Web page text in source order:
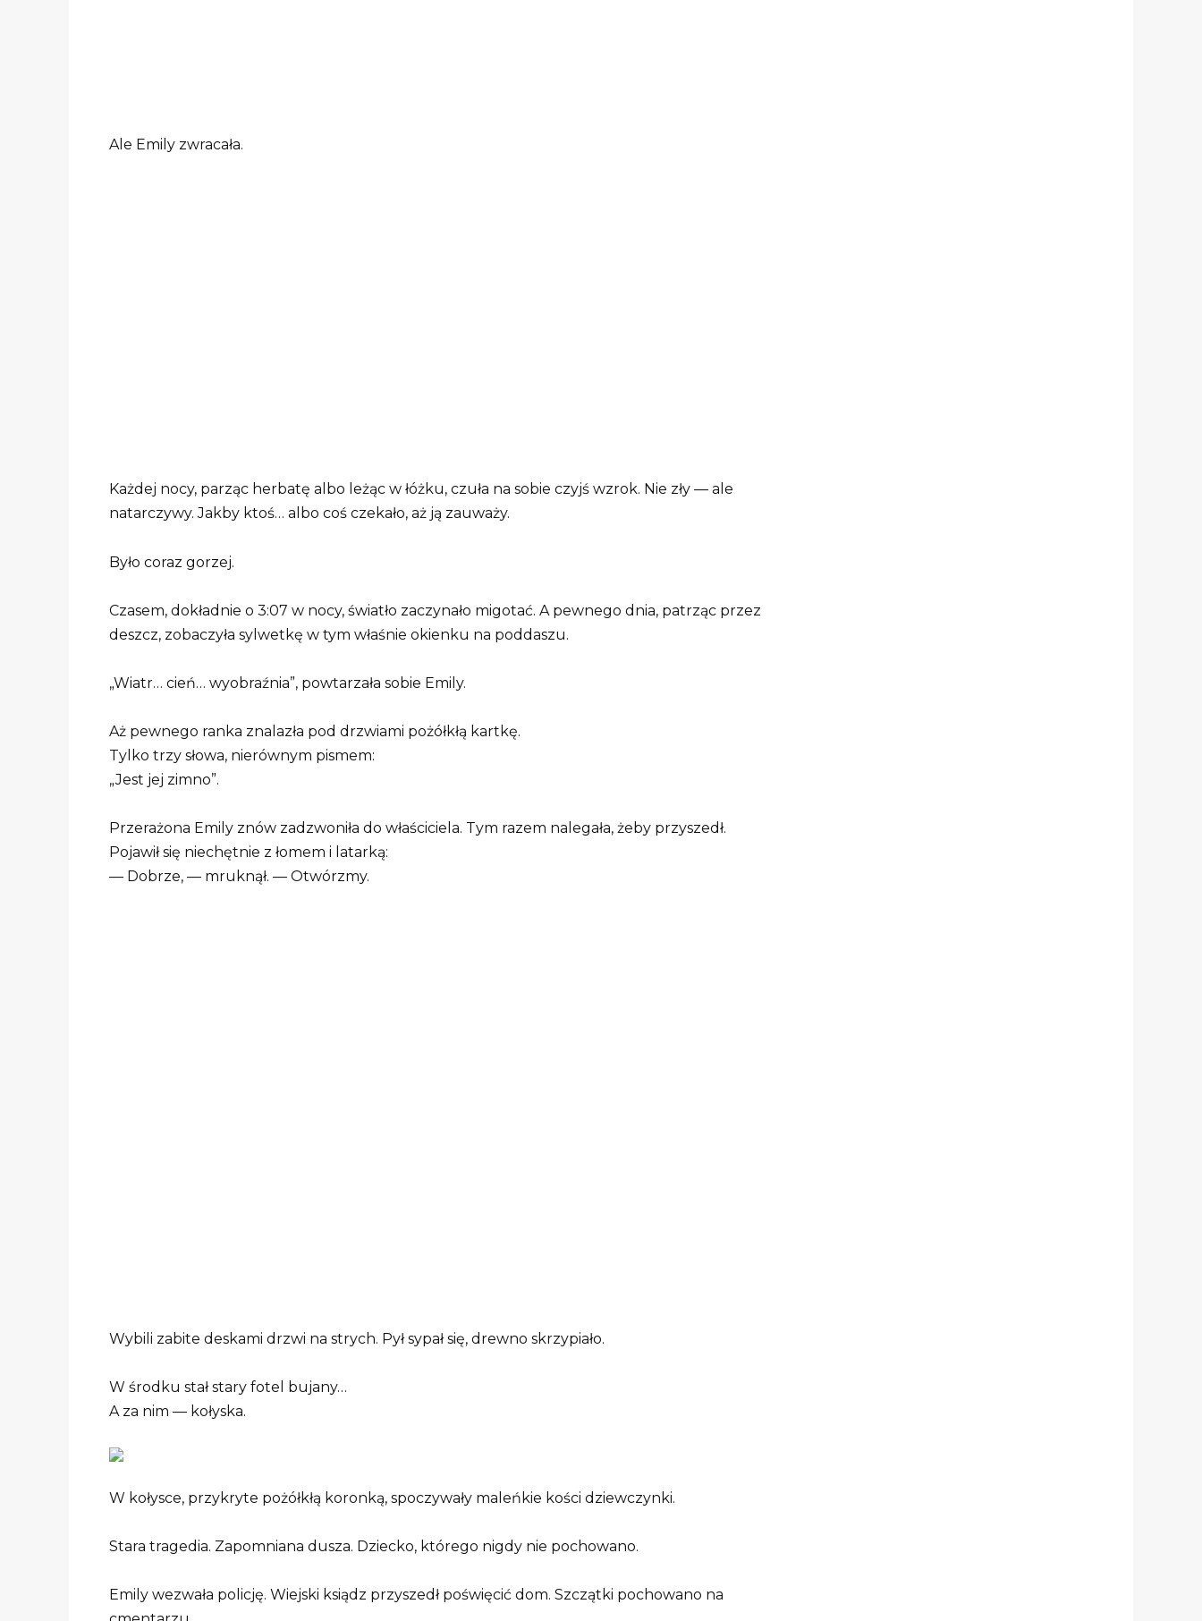
Ale Emily zwracała.
Każdej nocy, parząc herbatę albo leżąc w łóżku, czuła na sobie czyjś wzrok. Nie zły — ale
natarczywy. Jakby ktoś… albo coś czekało, aż ją zauważy.
Było coraz gorzej.
Czasem, dokładnie o 3:07 w nocy, światło zaczynało migotać. A pewnego dnia, patrząc przez
deszcz, zobaczyła sylwetkę w tym właśnie okienku na poddaszu.
„Wiatr… cień… wyobraźnia”, powtarzała sobie Emily.
Aż pewnego ranka znalazła pod drzwiami pożółkłą kartkę.
Tylko trzy słowa, nierównym pismem:
„Jest jej zimno”.
Przerażona Emily znów zadzwoniła do właściciela. Tym razem nalegała, żeby przyszedł.
Pojawił się niechętnie z łomem i latarką:
— Dobrze, — mruknął. — Otwórzmy.
Wybili zabite deskami drzwi na strych. Pył sypał się, drewno skrzypiało.
W środku stał stary fotel bujany…
A za nim — kołyska.
W kołysce, przykryte pożółkłą koronką, spoczywały maleńkie kości dziewczynki.
Stara tragedia. Zapomniana dusza. Dziecko, którego nigdy nie pochowano.
Emily wezwała policję. Wiejski ksiądz przyszedł poświęcić dom. Szczątki pochowano na